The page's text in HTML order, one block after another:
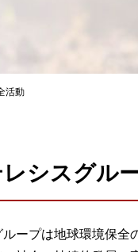
活動
シスグル
ープは地球環境保